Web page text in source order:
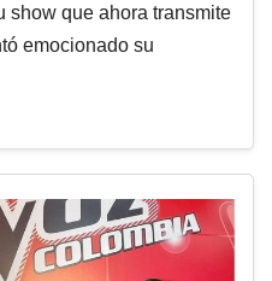
show que ahora transmite
emocionado su